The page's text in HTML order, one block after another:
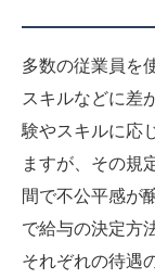
多数の従業員を
スキルなどに差
験やスキルに応
ますが、その規
間で不公平感が
で給与の決定方
それぞれの待遇